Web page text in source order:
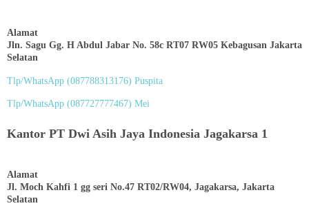
Alamat
Jln. Sagu Gg. H Abdul Jabar No. 58c RT07 RW05 Kebagusan Jakarta
Selatan
Tlp/WhatsApp (087788313176) Puspita
Tlp/WhatsApp (087727777467) Mei
Kantor PT Dwi Asih Jaya Indonesia Jagakarsa 1
Alamat
Jl. Moch Kahfi 1 gg seri No.47 RT02/RW04, Jagakarsa, Jakarta
Selatan